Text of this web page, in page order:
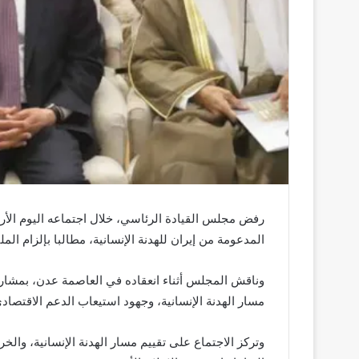
رفض مجلس القيادة الرئاسي، خلال اجتماعه اليوم
المدعومة من إيران للهدنة الإنسانية، مطالبا بإلزام
وناقش المجلس أثناء انعقاده في العاصمة عدن،
مسار الهدنة الإنسانية، وجهود استيعاب الدعم
وتركز الاجتماع على تقييم مسار الهدنة الإنسانية،